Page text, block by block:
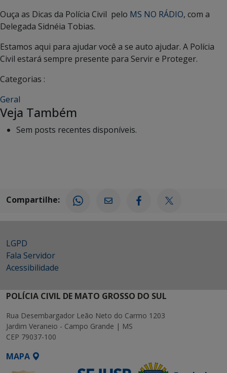
Ouça as Dicas da Polícia Civil pelo MS NO RÁDIO, com a
Delegada Sidnéia Tobias.
Estamos aqui para ajudar você a se auto ajudar. A Polícia
Civil estará sempre presente para Servir e Proteger.
Categorias :
Geral
Veja Também
Sem posts recentes disponíveis.
Compartilhe:
LGPD
Fala Servidor
Acessibilidade
POLÍCIA CIVIL DE MATO GROSSO DO SUL
Rua Desembargador Leão Neto do Carmo 1203
Jardim Veraneio - Campo Grande | MS
CEP 79037-100
MAPA